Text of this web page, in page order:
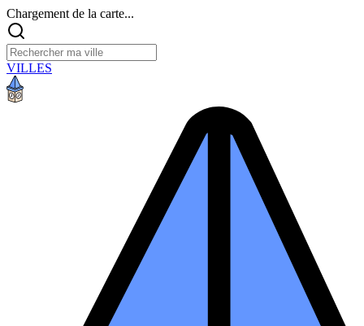
Chargement de la carte...
VILLES